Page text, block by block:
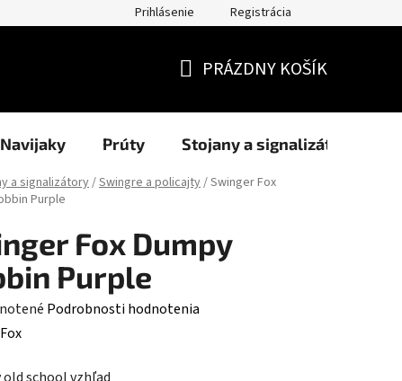
Formuláre NAŠI PARTNERI -
Prihlásenie Registrácia
KOŠÍK
PRÁZDNY KOŠÍK
Navijaky Prúty Stojany a signalizátory
a signalizátory/Swingre a policajty/Swinger Fox
Purple
Fox Dumpy
Purple
Podrobnosti hodnotenia
Fox